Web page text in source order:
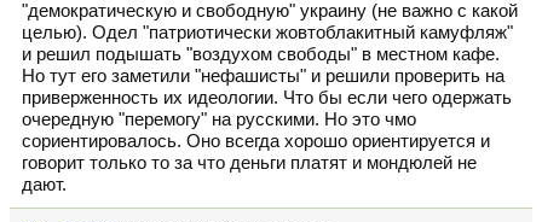
"демократическую и свободную" украину (не важно с какой
целью). Одел "патриотически жовтоблакитный камуфляж"
и решил подышать "воздухом свободы" в местном кафе.
Но тут его заметили "нефашисты" и решили проверить на
приверженность их идеологии. Что бы если чего одержать
очередную "перемогу" на русскими. Но это чмо
сориентировалось. Оно всегда хорошо ориентируется и
говорит только то за что деньги платят и мондюлей не
дают.